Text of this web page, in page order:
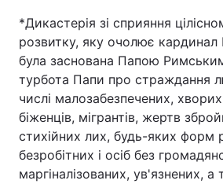
*Дикастерія зі сприяння
розвитку, яку очолює кардинал
була заснована Папою
турбота Папи про страждання
числі малозабезпечених,
біженців, мігрантів, жертв
стихійних лих, будь-яких форм
безробітних і осіб без
маргіналізованих, ув'язнених,